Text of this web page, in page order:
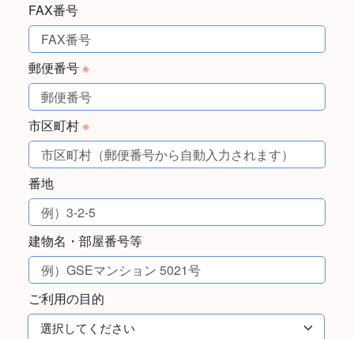
FAX番号
郵便番号※
市区町村※
番地
建物名・部屋番号等
ご利用の目的